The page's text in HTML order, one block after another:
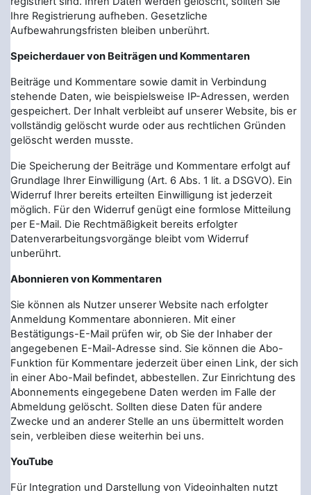
Ihre Registrierung aufheben. Gesetzliche
Aufbewahrungsfristen bleiben unberührt.
Speicherdauer von Beiträgen und Kommentaren
Beiträge und Kommentare sowie damit in Verbindung
stehende Daten, wie beispielsweise IP-Adressen, werden
gespeichert. Der Inhalt verbleibt auf unserer Website, bis er
vollständig gelöscht wurde oder aus rechtlichen Gründen
gelöscht werden musste.
Die Speicherung der Beiträge und Kommentare erfolgt auf
Grundlage Ihrer Einwilligung (Art. 6 Abs. 1 lit. a DSGVO). Ein
Widerruf Ihrer bereits erteilten Einwilligung ist jederzeit
möglich. Für den Widerruf genügt eine formlose Mitteilung
per E-Mail. Die Rechtmäßigkeit bereits erfolgter
Datenverarbeitungsvorgänge bleibt vom Widerruf
unberührt.
Abonnieren von Kommentaren
Sie können als Nutzer unserer Website nach erfolgter
Anmeldung Kommentare abonnieren. Mit einer
Bestätigungs-E-Mail prüfen wir, ob Sie der Inhaber der
angegebenen E-Mail-Adresse sind. Sie können die Abo-
Funktion für Kommentare jederzeit über einen Link, der sich
in einer Abo-Mail befindet, abbestellen. Zur Einrichtung des
Abonnements eingegebene Daten werden im Falle der
Abmeldung gelöscht. Sollten diese Daten für andere
Zwecke und an anderer Stelle an uns übermittelt worden
sein, verbleiben diese weiterhin bei uns.
YouTube
Für Integration und Darstellung von Videoinhalten nutzt